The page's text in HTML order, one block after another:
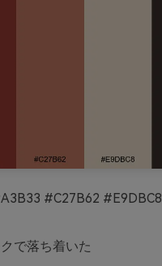
#C27B62 #E9DBC8
で落ち着いた